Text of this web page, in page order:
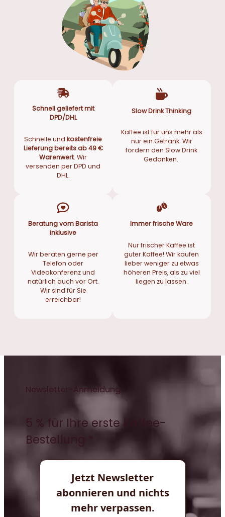
Schnell geliefert mit
DPD/DHL
Schnelle undkostenfreie
Lieferung bereits ab 49 €
Warenwert. Wir
versenden per DPD und
DHL.
Slow Drink Thinking
Kaffee ist für uns mehr als
nur ein Getränk. Wir
fördern den Slow Drink
Gedanken.
Beratung vom Barista
inklusive
Wir beraten gerne per
Telefon oder
Videokonferenz und
natürlich auch vor Ort.
Wir sind für Sie
erreichbar!
Immer frische Ware
Nur frischer Kaffee ist
guter Kaffee! Wir kaufen
lieber weniger zu etwas
höheren Preis, als zu viel
liegen zu lassen.
Newsletter-Anmeldung
5 % für Ihre erste Kaffee-
Bestellung *
Jetzt Newsletter
abonnieren und nichts
mehr verpassen.